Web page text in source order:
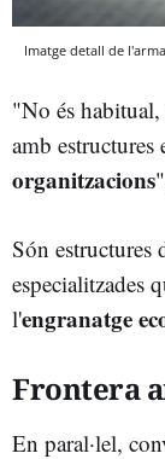
Imatge detall de
"No és habitual,
amb estructures
organitzacions
Són estructures
especialitzades
l'engranatge
Frontera
En paral·lel,